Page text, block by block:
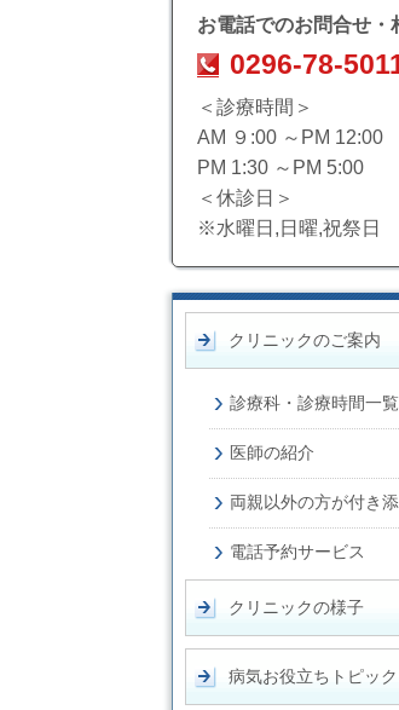
お電話でのお問合せ・
0296-78-
＜診療時間＞
AM ９:00 ～PM 12:00
PM 1:30 ～PM 5:00
＜休診日＞
※水曜日,日曜,祝祭日
クリニックのご案内
診療科・診療時間一覧
医師の紹介
両親以外の方が付き
電話予約サービス
クリニックの様子
病気お役立ちトピック